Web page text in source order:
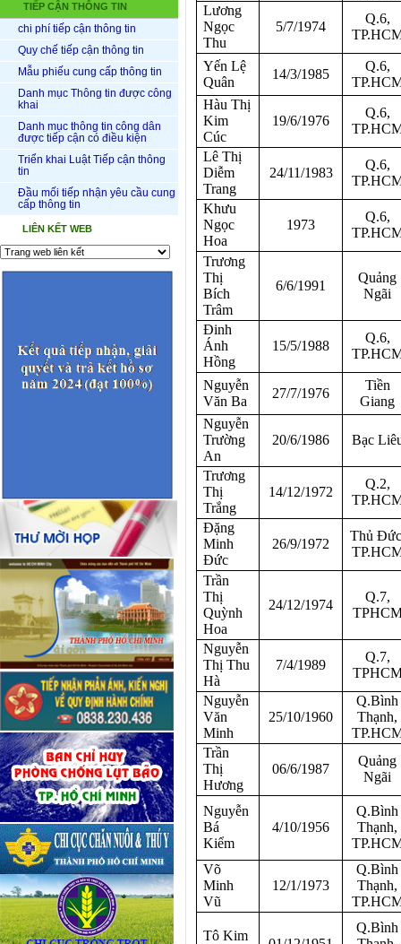
TIẾP CẬN THÔNG TIN
chi phí tiếp cận thông tin
Quy chế tiếp cận thông tin
Mẫu phiếu cung cấp thông tin
Danh mục Thông tin được công
khai
Danh mục thông tin công dân
được tiếp cận có điều kiện
Triển khai Luật Tiếp cận thông
tin
Đầu mối tiếp nhận yêu cầu cung
cấp thông tin
LIÊN KẾT WEB
Lương
Ngọc
Thu
5/7/1974
Q.6,
Yến Lệ
Quân
14/3/1985
Q.6,
Hàu Thị
Kim
Cúc
19/6/1976
Q.6,
Lê Thị
Diễm
Trang
24/11/1983
Q.6,
Khưu
Ngọc
Hoa
1973
Q.6,
Trương
Thị
Bích
Trâm
6/6/1991
Quảng
Ngãi
Đinh
Ánh
Hồng
15/5/1988
Q.6,
Nguyễn
Văn Ba
27/7/1976
Tiền
Giang
Nguyễn
Trường
An
20/6/1986 Bạc
Trương
Thị
Trắng
14/12/1972
Q.2,
Đặng
Minh
Đức
26/9/1972
Thủ
Trần
Thị
Quỳnh
Hoa
24/12/1974
Q.7,
Nguyễn
Thị Thu
Hà
7/4/1989
Q.7,
Nguyễn
Văn
Minh
25/10/1960
Q.Bình
Thạnh,
Trần
Thị
Hương
06/6/1987
Quảng
Ngãi
Nguyễn
Bá
Kiểm
4/10/1956
Q.Bình
Thạnh,
Võ
Minh
Vũ
12/1/1973
Q.Bình
Thạnh,
Tô Kim
Q.Bình